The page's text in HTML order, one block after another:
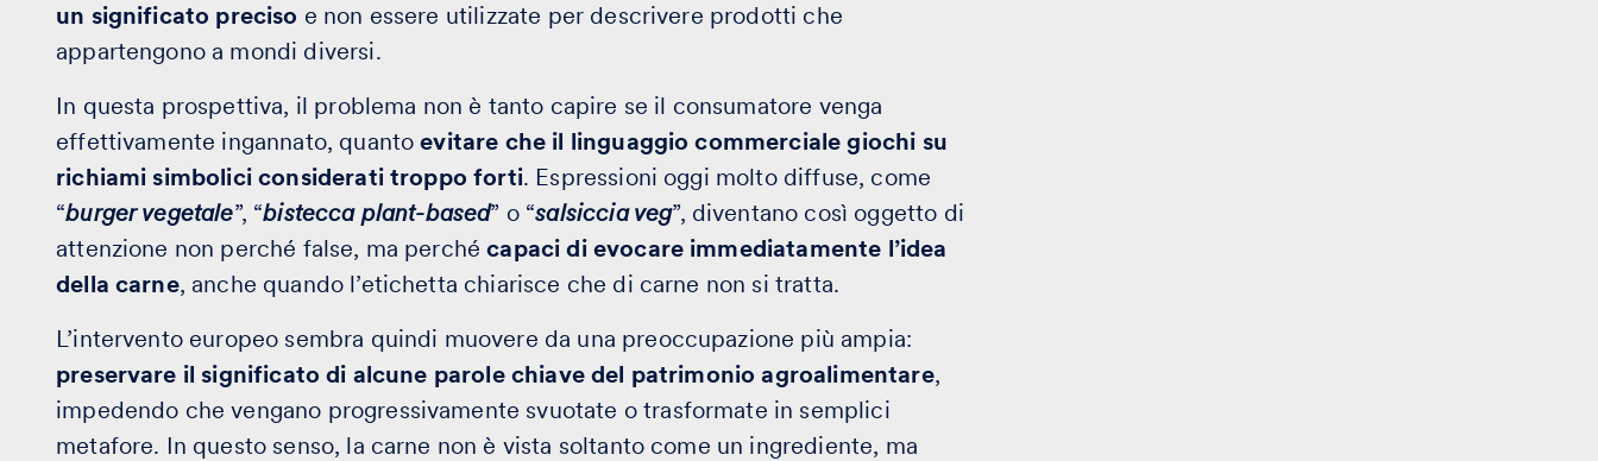
un significato preciso e non essere utilizzate per descrivere prodotti che
appartengono a mondi diversi.
In questa prospettiva, il problema non è tanto capire se il consumatore venga
effettivamente ingannato, quantoevitare che il linguaggio commerciale giochi su
richiami simbolici considerati troppo forti. Espressioni oggi molto diffuse, come
“burger vegetale”, “bistecca plant-based” o “salsiccia veg”, diventano così oggetto di
attenzione non perché false, ma perchécapaci di evocare immediatamente l’idea
della carne, anche quando l’etichetta chiarisce che di carne non si tratta.
L’intervento europeo sembra quindi muovere da una preoccupazione più ampia:
preservare il significato di alcune parole chiave del patrimonio agroalimentare,
impedendo che vengano progressivamente svuotate o trasformate in semplici
metafore. In questo senso, la carne non è vista soltanto come un ingrediente, ma